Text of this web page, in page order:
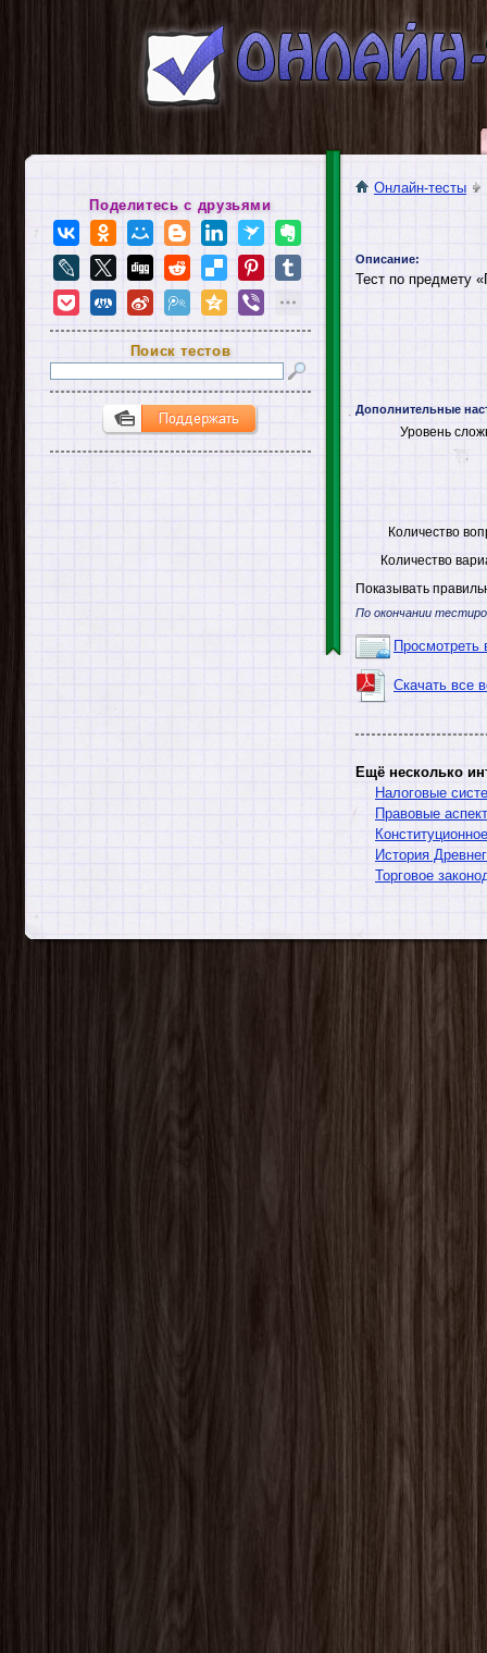
Онлайн-тесты
Описание:
Тест по предмету
Дополнительные
Уровень
Количество
Количество
Показывать
По окончании
Просмотреть
Скачать все
Ещё несколько
Налоговые
Правовые
История
Торговое
Поделитесь с друзьями
Поиск тестов